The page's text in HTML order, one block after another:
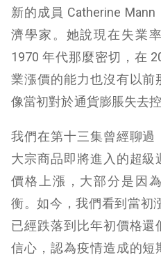
新的成員 Catherine
濟學家。她說現在失業
1970 年代那麼密切，在
業漲價的能力也沒有以前
像當初對於通貨膨脹失去控
我們在第十三集曾經聊過
大宗商品即將進入的超
價格上漲，大部分是因
衡。如今，我們看到當初
已經跌落到比年初價格還
信心，認為疫情造成的短